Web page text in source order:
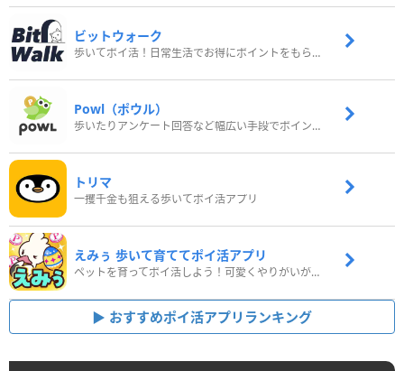
ビットウォーク
歩いてポイ活！日常生活でお得にポイントをもらおう
Powl（ポウル）
歩いたりアンケート回答など幅広い手段でポイントをゲット
トリマ
一攫千金も狙える歩いてポイ活アプリ
えみぅ 歩いて育ててポイ活アプリ
ペットを育ってポイ活しよう！可愛くやりがいがある新感覚アプリ
おすすめポイ活アプリランキング